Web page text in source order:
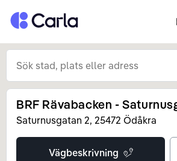
Tillbaka till startsidan
BRF Rävabacken -
Saturnusgatan 2, 25472 Ödåkra
Vägbeskrivning